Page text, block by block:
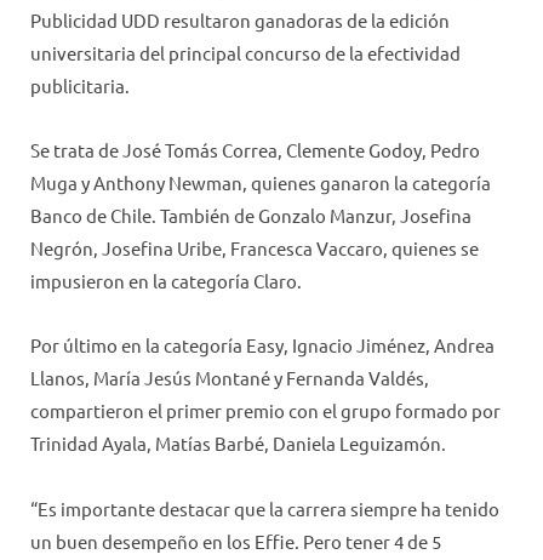
Publicidad UDD resultaron ganadoras de la edición
universitaria del principal concurso de la efectividad
publicitaria.
Se trata de José Tomás Correa, Clemente Godoy, Pedro
Muga y Anthony Newman, quienes ganaron la categoría
Banco de Chile. También de Gonzalo Manzur, Josefina
Negrón, Josefina Uribe, Francesca Vaccaro, quienes se
impusieron en la categoría Claro.
Por último en la categoría Easy, Ignacio Jiménez, Andrea
Llanos, María Jesús Montané y Fernanda Valdés,
compartieron el primer premio con el grupo formado por
Trinidad Ayala, Matías Barbé, Daniela Leguizamón.
“Es importante destacar que la carrera siempre ha tenido
un buen desempeño en los Effie. Pero tener 4 de 5